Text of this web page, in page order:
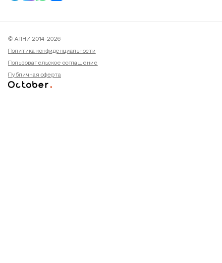
© АПНИ 2014-2026
Политика конфиденциальности
Пользовательское соглашение
Публичная оферта